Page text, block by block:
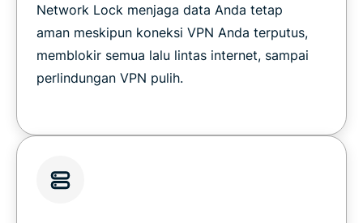
Network Lock menjaga data Anda tetap
aman meskipun koneksi VPN Anda terputus,
memblokir semua lalu lintas internet, sampai
perlindungan VPN pulih.